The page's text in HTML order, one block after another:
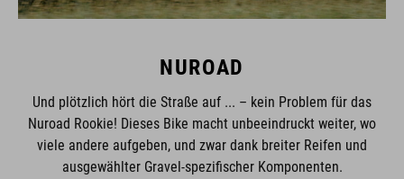
NUROAD
Und plötzlich hört die Straße auf ... – kein Problem für das
Nuroad Rookie! Dieses Bike macht unbeeindruckt weiter, wo
viele andere aufgeben, und zwar dank breiter Reifen und
ausgewählter Gravel-spezifischer Komponenten.